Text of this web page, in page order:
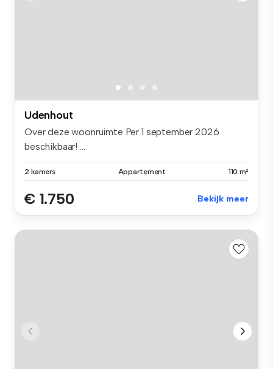
Udenhout
Over deze woonruimte Per 1 september 2026
beschikbaar! ...
2 kamers Appartement 110 m²
€ 1.750 Bekijk meer